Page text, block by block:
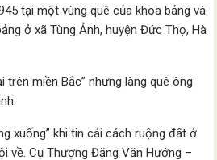
tại một vùng quê của khoa bảng và
ở xã Tùng Ảnh, huyện Đức Thọ, Hà
trên miền Bắc” nhưng làng quê ông
xuống” khi tin cải cách ruộng đất ở
về. Cụ Thượng Đặng Văn Hướng –